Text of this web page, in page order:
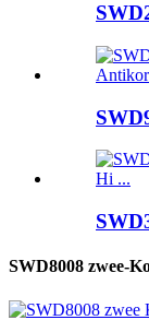
SWD8008 zwee-